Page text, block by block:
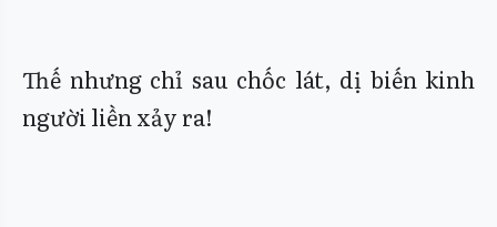
Thế nhưng chỉ sau chốc lát, dị biến kinh
người liền xảy ra!